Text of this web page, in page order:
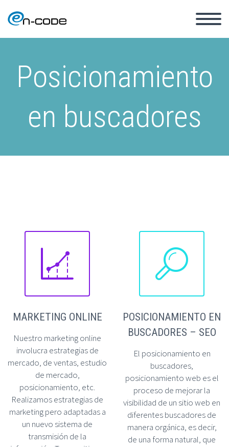
Posicionamiento
en buscadores


MARKETING ONLINE
Nuestro marketing online
involucra estrategias de
mercado, de ventas, estudio
de mercado,
posicionamiento, etc.
Realizamos estrategias de
marketing pero adaptadas a
un nuevo sistema de
transmisión de la


POSICIONAMIENTO EN
BUSCADORES – SEO
El posicionamiento en
buscadores,
posicionamiento web es el
proceso de mejorar la
visibilidad de un sitio web en
diferentes buscadores de
manera orgánica, es decir,
de una forma natural, que